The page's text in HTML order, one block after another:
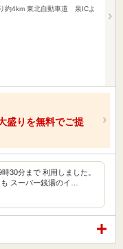
約4km 東北自動車道 泉ICよ
盛りを無料でご提
30分まで 利用しました。
スーパー銭湯のイ…